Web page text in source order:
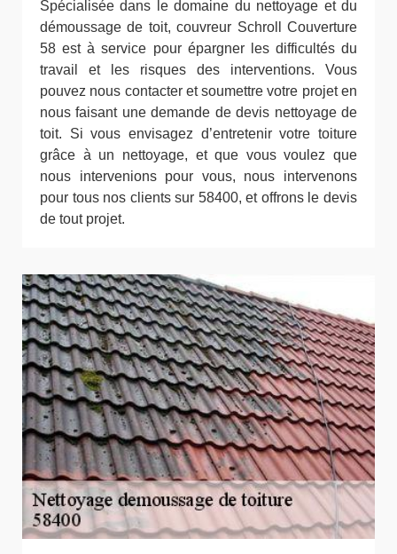
Spécialisée dans le domaine du nettoyage et du
démoussage de toit, couvreur Schroll Couverture
58 est à service pour épargner les difficultés du
travail et les risques des interventions. Vous
pouvez nous contacter et soumettre votre projet en
nous faisant une demande de devis nettoyage de
toit. Si vous envisagez d’entretenir votre toiture
grâce à un nettoyage, et que vous voulez que
nous intervenions pour vous, nous intervenons
pour tous nos clients sur 58400, et offrons le devis
de tout projet.